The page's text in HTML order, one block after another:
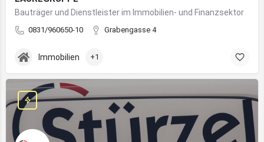
Bauträger und Dienstleister im Immobilien- und Finanzsektor
0831/960650-10 Grabengasse 4
Immobilien +1